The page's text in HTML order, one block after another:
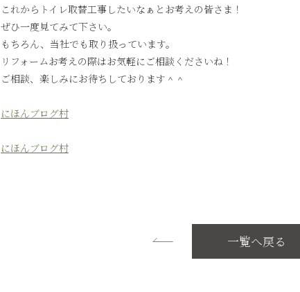
これからトイレ取替工事したいなぁとお考えの皆さま！
ぜひ一度見てみて下さい。
もちろん、当社でも取り扱っています。
リフォームお考えの際はお気軽にご相談くださいね！
ご相談、楽しみにお待ちしております＾＾
にほんブログ村
にほんブログ村
一覧へ戻る